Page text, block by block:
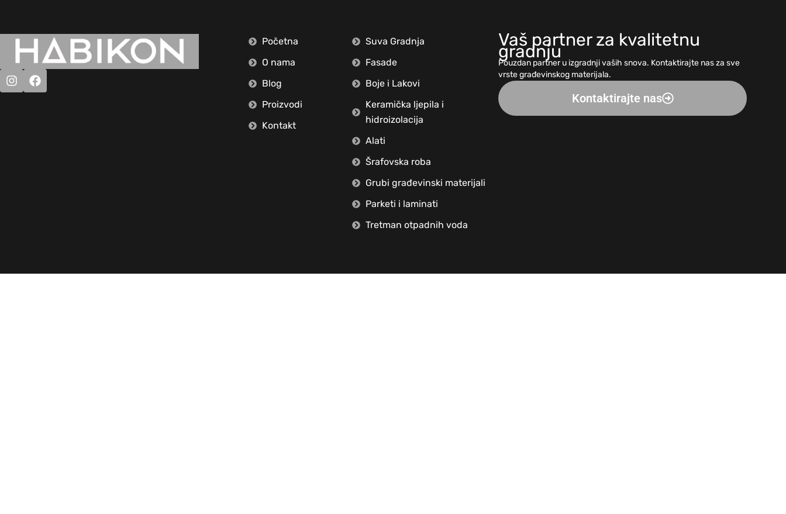
Početna
O nama
Blog
Proizvodi
Kontakt
Suva Gradnja
Fasade
Boje i Lakovi
Keramička ljepila i
hidroizolacija
Alati
Šrafovska roba
Grubi građevinski materijali
Parketi i laminati
Tretman otpadnih voda
Vaš partner za kvalitetnu
gradnju
Pouzdan partner u izgradnji vaših snova. Kontaktirajte nas za sve
vrste građevinskog materijala.
Kontaktirajte nas